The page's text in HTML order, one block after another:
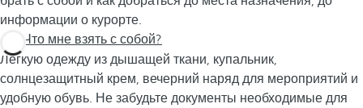
информации о курорте.
Что мне взять с собой?
Легкую одежду из дышащей ткани, купальник,
солнцезащитный крем, вечерний наряд для мероприятий и
удобную обувь. Не забудьте документы необходимые для